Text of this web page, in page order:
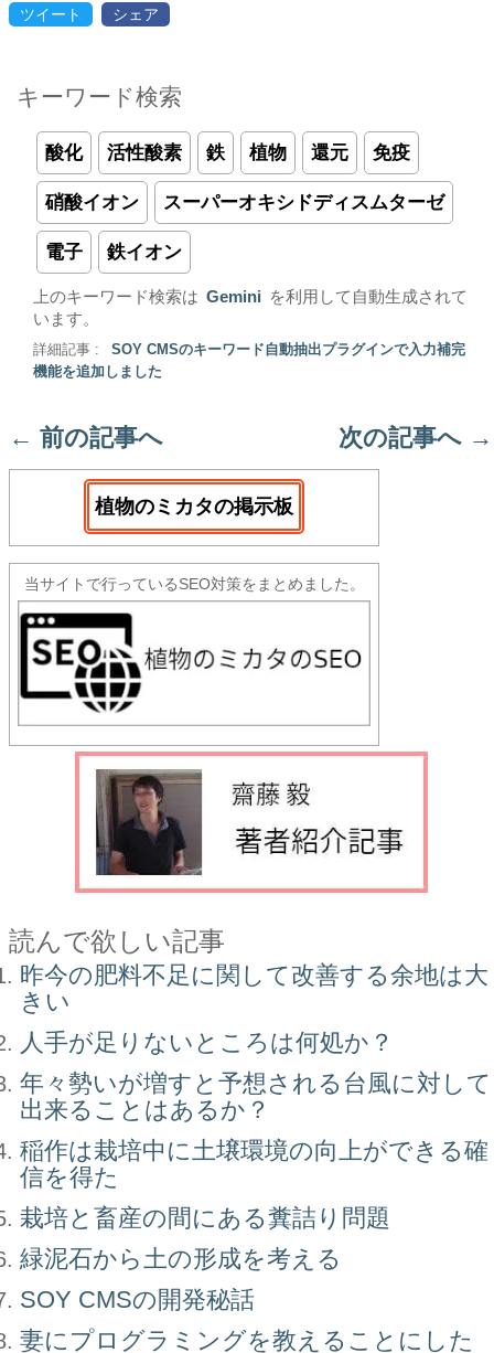
ツイート シェア
キーワード検索
酸化 活性酸素 鉄 植物 還元 免疫
硝酸イオン スーパーオキシドディスムターゼ
電子 鉄イオン
上のキーワード検索は Gemini
を利用して自動生成されて
います。
詳細記事 :
SOY CMSのキーワード自動抽出プラグインで入力補完
機能を追加しました
← 前の記事へ 次の記事へ →
植物のミカタの掲示板
当サイトで行っているSEO対策をまとめました。
読んで欲しい記事
昨今の肥料不足に関して改善する余地は大
きい
人手が足りないところは何処か？
年々勢いが増すと予想される台風に対して
出来ることはあるか？
稲作は栽培中に土壌環境の向上ができる確
信を得た
栽培と畜産の間にある糞詰り問題
緑泥石から土の形成を考える
SOY CMSの開発秘話
妻にプログラミングを教えることにした